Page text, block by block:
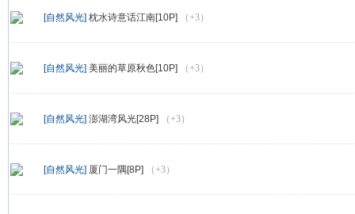
[自然风光] 枕水诗意话江南[10P] （+3）
[自然风光] 美丽的草原秋色[10P] （+3）
[自然风光] 澎湖湾风光[28P] （+3）
[自然风光] 厦门一隅[8P] （+3）